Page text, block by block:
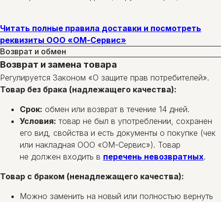
Читать полные правила доставки и посмотреть
реквизиты ООО «ОМ-Сервис»
Возврат и обмен
Возврат и замена товара
Регулируется Законом «О защите прав потребителей».
Товар без брака (надлежащего качества):
Срок: обмен или возврат в течение 14 дней.
Условия: товар не был в употреблении, сохранен
его вид, свойства и есть документы о покупке (чек
или накладная ООО «ОМ-Сервис»). Товар
не должен входить в перечень невозвратных.
Товар с браком (ненадлежащего качества):
Можно заменить на новый или полностью вернуть